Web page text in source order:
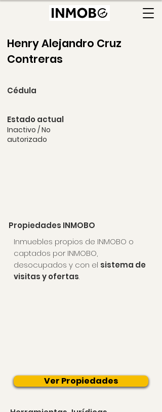
Henry Alejandro Cruz
Contreras
Cédula
Estado actual
Inactivo / No
autorizado
Propiedades INMOBO
Inmuebles propios de INMOBO o
captados por INMOBO,
desocupados y con el sistema de
visitas y ofertas.
Ver Propiedades